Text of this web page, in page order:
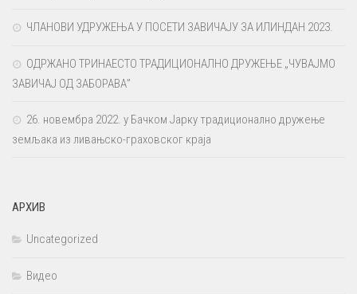
ЧЛАНОВИ УДРУЖЕЊА У ПОСЕТИ ЗАВИЧАЈУ ЗА ИЛИНДАН 2023.
ОДРЖАНО ТРИНАЕСТО ТРАДИЦИОНАЛНО ДРУЖЕЊЕ „ЧУВАЈМО
ЗАВИЧАЈ ОД ЗАБОРАВА”
26. новембра 2022. у Бачком Јарку традиционално дружење
земљака из ливањско-граховског краја
АРХИВ
Uncategorized
Видео